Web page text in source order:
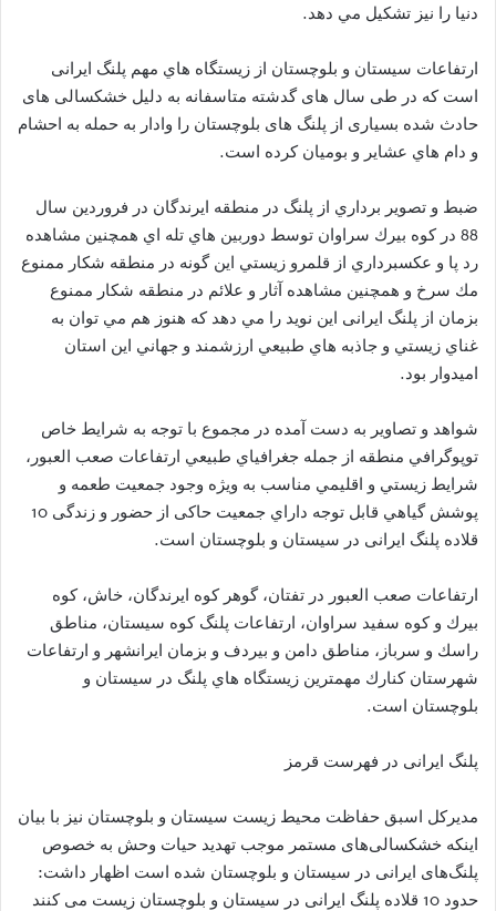
دنيا را نيز تشكيل مي دهد.
ارتفاعات سيستان و بلوچستان از زيستگاه هاي مهم پلنگ ایرانی
است که در طی سال های گدشته متاسفانه به دلیل خشکسالی های
حادث شده بسیاری از پلنگ های بلوچستان را وادار به حمله به احشام
و دام هاي عشاير و بوميان کرده است.
ضبط و تصوير برداري از پلنگ در منطقه ايرندگان در فروردین سال
88 در كوه بيرك سراوان توسط دوربين هاي تله اي همچنين مشاهده
رد پا و عكسبرداري از قلمرو زيستي اين گونه در منطقه شكار ممنوع
مك سرخ و همچنین مشاهده آثار و علائم در منطقه شكار ممنوع
بزمان از پلنگ ایرانی اين نويد را مي دهد كه هنوز هم مي توان به
غناي زيستي و جاذبه هاي طبيعي ارزشمند و جهاني اين استان
اميدوار بود.
شواهد و تصاویر به دست آمده در مجموع با توجه به شرايط خاص
توپوگرافي منطقه از جمله جغرافياي طبيعي ارتفاعات صعب العبور،
شرايط زيستي و اقليمي مناسب به ويژه وجود جمعيت طعمه و
پوشش گياهي قابل توجه داراي جمعيت حاکی از حضور و زندگی 10
قلاده پلنگ ایرانی در سیستان و بلوچستان است.
ارتفاعات صعب العبور در تفتان، گوهر كوه ايرندگان، خاش، كوه
بيرك و كوه سفيد سراوان، ارتفاعات پلنگ كوه سيستان، مناطق
راسك و سرباز، مناطق دامن و بيردف و بزمان ايرانشهر و ارتفاعات
شهرستان كنارك مهمترين زيستگاه هاي پلنگ در سیستان و
بلوچستان است.
پلنگ ایرانی در فهرست قرمز
مدیرکل اسبق حفاظت محیط زیست سیستان و بلوچستان نیز با بیان
اینکه خشکسالی‌های مستمر موجب تهدید حیات وحش به خصوص
پلنگ‌های ایرانی در سیستان و بلوچستان شده است اظهار داشت:
حدود 10 قلاده پلنگ ایرانی در سیستان و بلوچستان زیست می کنند